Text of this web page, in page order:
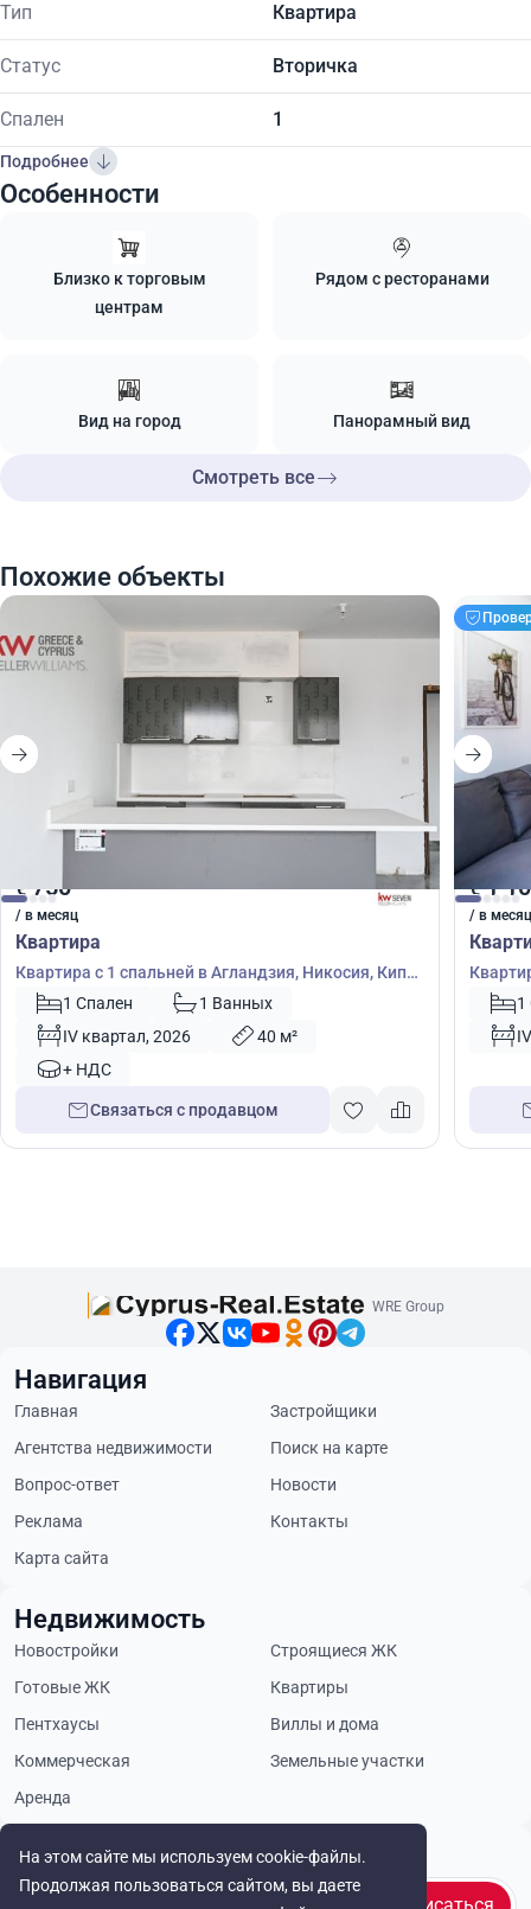
Тип Квартира
Статус Вторичка
Спален 1
Подробнее
Особенности
Близко к торговым
центрам
Рядом с ресторанами
Вид на город Панорамный вид
Смотреть все
Похожие объекты
€750
/ в месяц
Квартира
Квартира с 1 спальней в Агландзия, Никосия, Кипр
№ 499241 Спален
1 Ванных
IV квартал, 2026
40 м²
+ НДС
Связаться с продавцом
€1
/ в
1
На этом сайте мы используем cookie-файлы.
Продолжая пользоваться сайтом, вы даете
WRE Group
Будьте в курсе
Навигация
Главная
Застройщики
Агентства недвижимости
Поиск на карте
Вопрос-ответ
Новости
Реклама
Контакты
Карта сайта
Недвижимость
Новостройки
Строящиеся ЖК
Готовые ЖК
Квартиры
Пентхаусы
Виллы и дома
Коммерческая
Земельные участки
Аренда